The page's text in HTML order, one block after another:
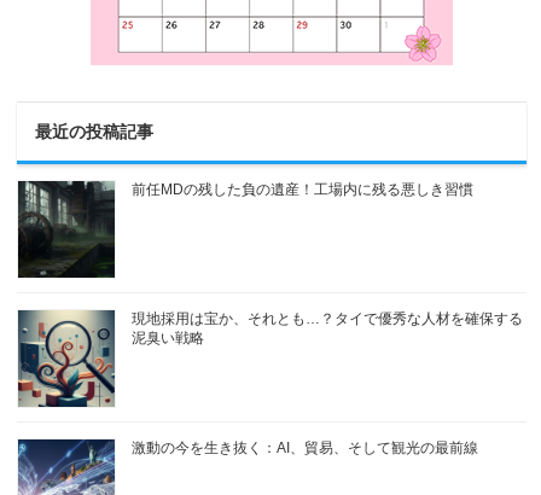
最近の投稿記事
前任MDの残した負の遺産！工場内に残る悪しき習慣
現地採用は宝か、それとも…？タイで優秀な人材を確保する
泥臭い戦略
激動の今を生き抜く：AI、貿易、そして観光の最前線